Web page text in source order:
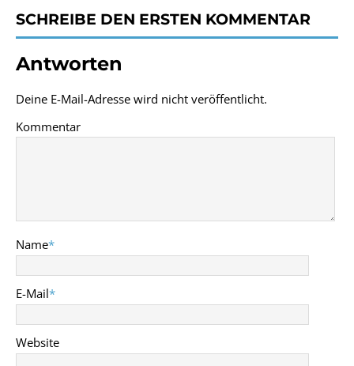
SCHREIBE DEN ERSTEN KOMMENTAR
Antworten
Deine E-Mail-Adresse wird nicht veröffentlicht.
Kommentar
Name*
E-Mail*
Website